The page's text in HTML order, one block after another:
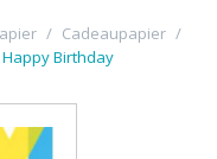
/ Cadeaupapier /
Birthday